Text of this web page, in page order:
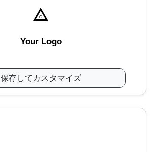
Your Logo
保存してカスタマイズ